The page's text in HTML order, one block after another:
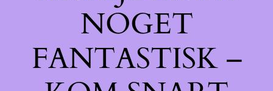
NOGET
FANTASTISK –